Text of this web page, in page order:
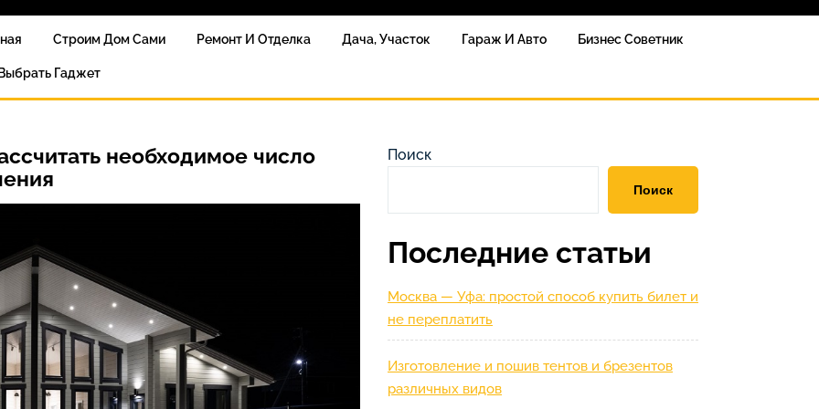
Строим Дом Сами Ремонт И Отделка Дача, Участок Гараж И Авто Бизнес Советник
Гаджет
необходимое число
Поиск
Поиск
Последние статьи
Москва — Уфа: простой способ купить билет и
не переплатить
Изготовление и пошив тентов и брезентов
различных видов